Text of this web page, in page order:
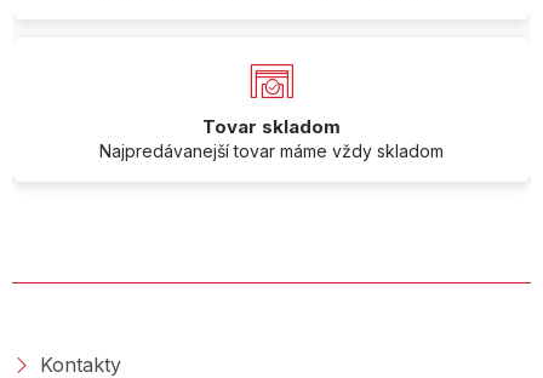
Tovar skladom
Najpredávanejší tovar máme vždy skladom
Kontakty